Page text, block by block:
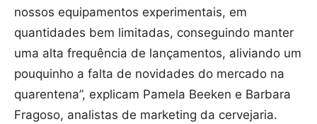
nossos equipamentos experimentais, em
quantidades bem limitadas, conseguindo manter
uma alta frequência de lançamentos, aliviando um
pouquinho a falta de novidades do mercado na
quarentena”, explicam Pamela Beeken e Barbara
Fragoso, analistas de marketing da cervejaria.